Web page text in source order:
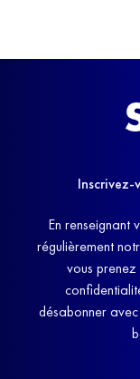
En renseignant
régulièrement
vous
désabonner